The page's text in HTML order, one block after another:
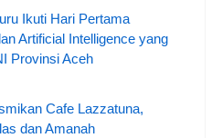
Ikuti Hari Pertama
Artificial Intelligence yang
Provinsi Aceh
Cafe Lazzatuna,
dan Amanah